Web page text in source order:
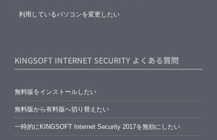
利用しているパソコンを変更したい
KINGSOFT INTERNET SECURITY よくある質問
無料版をインストールしたい
無料版から有料版へ切り替えたい
一時的にKINGSOFT Internet Security 2017を無効にしたい